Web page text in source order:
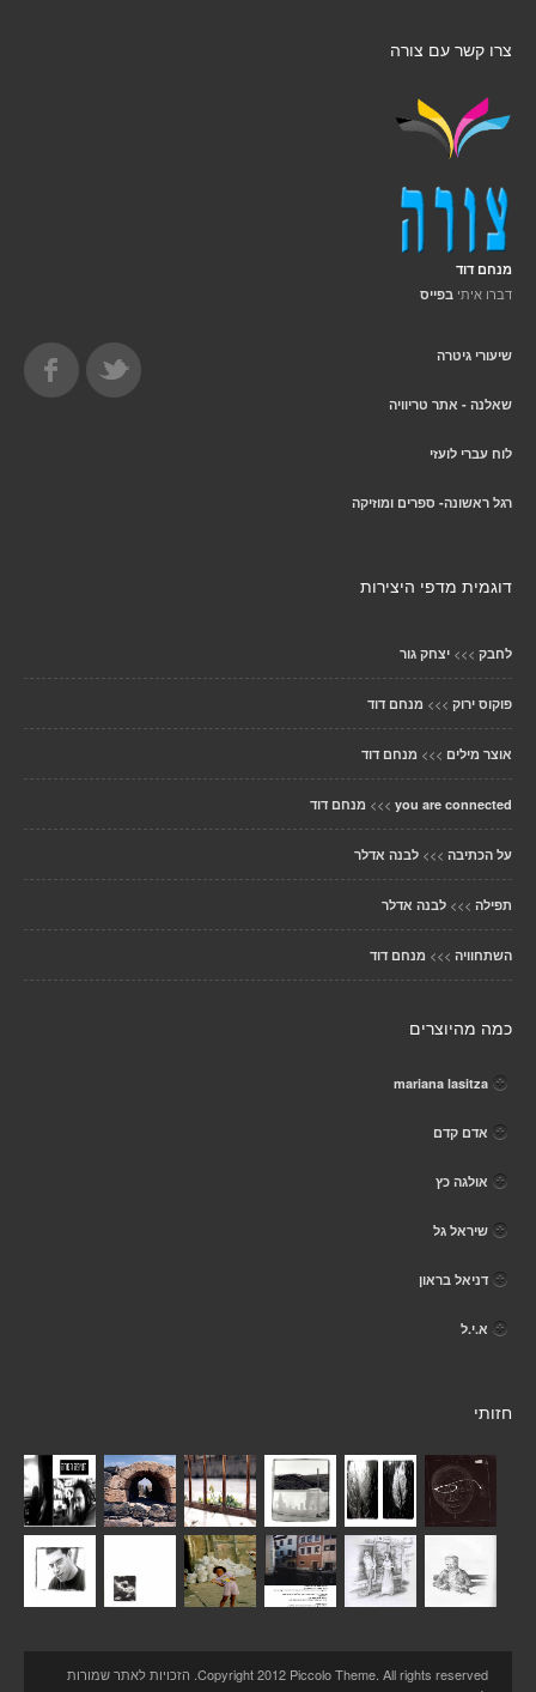
צרו קשר עם צורה
מנחם דוד
דברו איתי בפייס
שיעורי גיטרה
שאלנה - אתר טריוויה
לוח עברי לועזי
רגל ראשונה- ספרים ומוזיקה
דוגמית מדפי היצירות
לחבק >>> יצחק גור
פוקוס ירוק >>> מנחם דוד
אוצר מילים >>> מנחם דוד
you are connected
>>> מנחם דוד
על הכתיבה >>> לבנה אדלר
תפילה >>> לבנה אדלר
השתחוויה >>> מנחם דוד
כמה מהיוצרים
mariana lasitza
אדם קדם
אולגה כץ
שיראל גל
דניאל בראון
א.י.ל
חזותי
Copyright 2012 Piccolo Theme. All rights reserved. הזכויות לאתר שמורות